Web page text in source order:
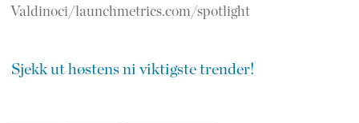
Valdinoci/launchmetrics.com/spotlight
Sjekk ut høstens ni viktigste trender!